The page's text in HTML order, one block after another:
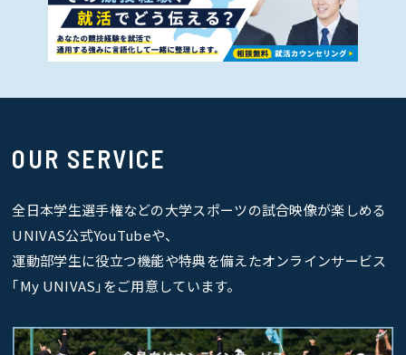
OUR SERVICE
全日本学生選手権などの大学スポーツの試合映像が楽しめる
UNIVAS公式YouTubeや、
運動部学生に役立つ機能や特典を備えたオンラインサービス
｢My UNIVAS｣をご用意しています。